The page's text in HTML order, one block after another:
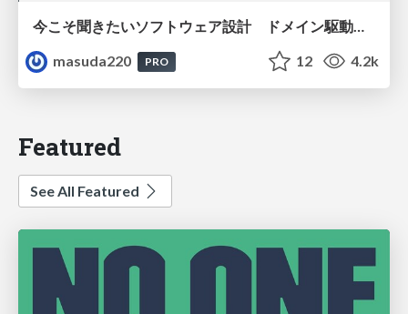
今こそ聞きたいソフトウェア設計 ドメイン駆動設計再入門
masuda220
PRO 12 4.2k
Featured
See All Featured